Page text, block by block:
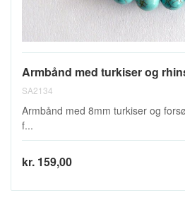
Armbånd med turkiser og
SA2134
Armbånd med 8mm turkiser og
f...
kr. 159,00